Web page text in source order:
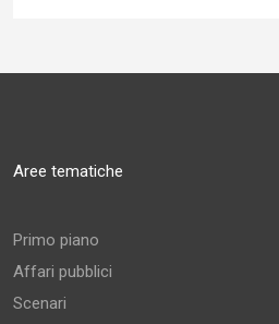
Aree tematiche
Primo piano
Affari pubblici
Scenari